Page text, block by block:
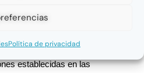
Política de privacidad
ilícita de los
o dolosa incumpliera
establecidas en las